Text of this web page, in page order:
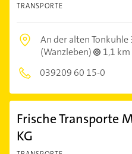
TRANSPORTE
An der alten Tonkuhle
(Wanzleben)
1,1 km
039209 60 15-0
Frische Transporte
KG